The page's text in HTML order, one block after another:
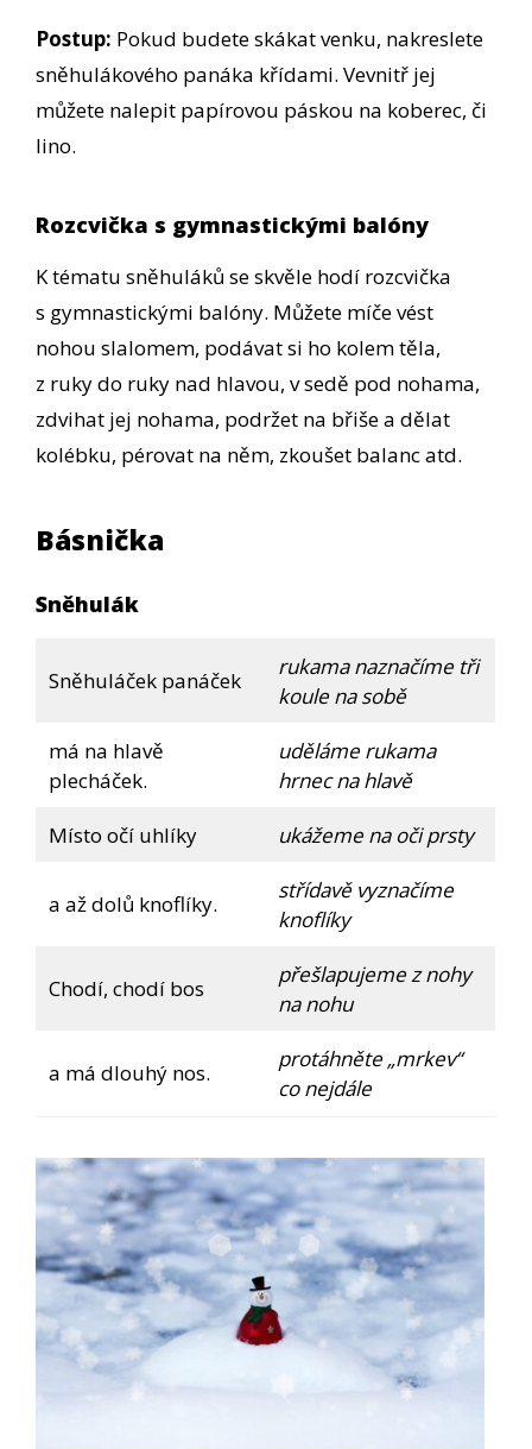
Postup: Pokud budete skákat venku, nakreslete
sněhulákového panáka křídami. Vevnitř jej
můžete nalepit papírovou páskou na koberec, či
lino.
Rozcvička s gymnastickými balóny
K tématu sněhuláků se skvěle hodí rozcvička
s gymnastickými balóny. Můžete míče vést
nohou slalomem, podávat si ho kolem těla,
z ruky do ruky nad hlavou, v sedě pod nohama,
zdvihat jej nohama, podržet na břiše a dělat
kolébku, pérovat na něm, zkoušet balanc atd.
Básnička
Sněhulák
Sněhuláček panáček
rukama naznačíme tři
koule na sobě
má na hlavě
plecháček.
uděláme rukama
hrnec na hlavě
Místo očí uhlíky
ukážeme na oči prsty
a až dolů knoflíky.
střídavě vyznačíme
knoflíky
Chodí, chodí bos
přešlapujeme z nohy
na nohu
a má dlouhý nos.
protáhněte „mrkev“
co nejdále